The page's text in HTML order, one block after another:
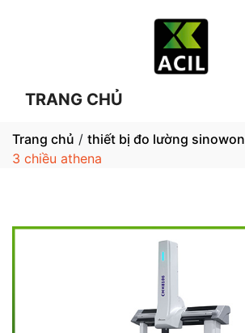
TRANG CHỦ
Trang chủ / thiết bị đo lường sinowon
3 chiều athena